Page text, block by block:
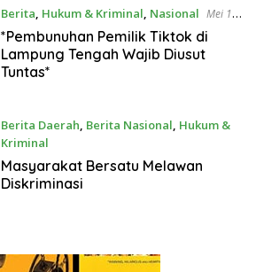
Berita, Hukum & Kriminal, Nasional Mei 18,
2025
*Pembunuhan Pemilik Tiktok di
Lampung Tengah Wajib Diusut
Tuntas*
Berita Daerah, Berita Nasional, Hukum &
Kriminal
Oktober 30, 2024
Masyarakat Bersatu Melawan
Diskriminasi